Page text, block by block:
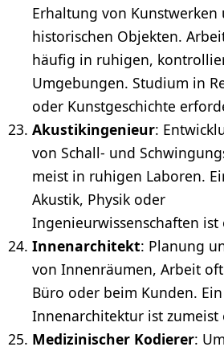
Erhaltung von Kunstwerken
historischen Objekten.
häufig in ruhigen,
Umgebungen. Studium in
oder Kunstgeschichte
Akustikingenieur:
von Schall- und
meist in ruhigen Laboren.
Akustik, Physik oder
Ingenieurwissenschaften ist
Innenarchitekt: Planung
von Innenräumen, Arbeit
Büro oder beim Kunden.
Innenarchitektur ist
Medizinischer Kodierer: